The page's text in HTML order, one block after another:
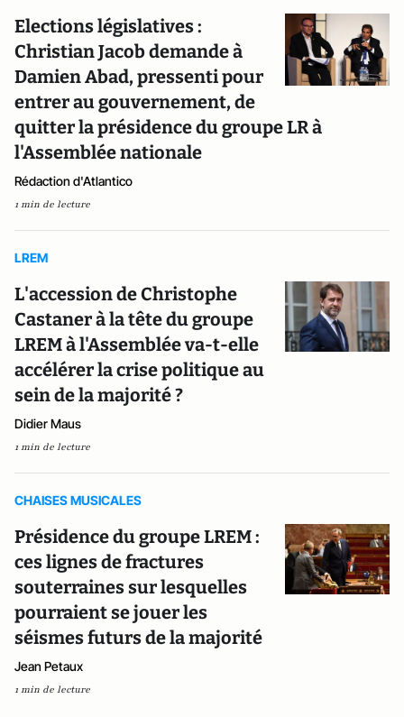
Elections législatives :
Christian Jacob demande à
Damien Abad, pressenti pour
entrer au gouvernement, de
quitter la présidence du groupe LR à
l'Assemblée nationale
Rédaction d'Atlantico
1 min de lecture
LREM
L'accession de Christophe
Castaner à la tête du groupe
LREM à l'Assemblée va-t-elle
accélérer la crise politique au
sein de la majorité ?
Didier Maus
1 min de lecture
CHAISES MUSICALES
Présidence du groupe LREM :
ces lignes de fractures
souterraines sur lesquelles
pourraient se jouer les
séismes futurs de la majorité
Jean Petaux
1 min de lecture